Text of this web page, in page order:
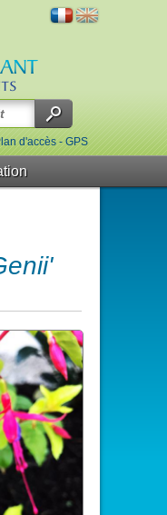
d'accès - GPS